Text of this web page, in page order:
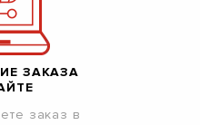
ЗАКАЗА
заказ в